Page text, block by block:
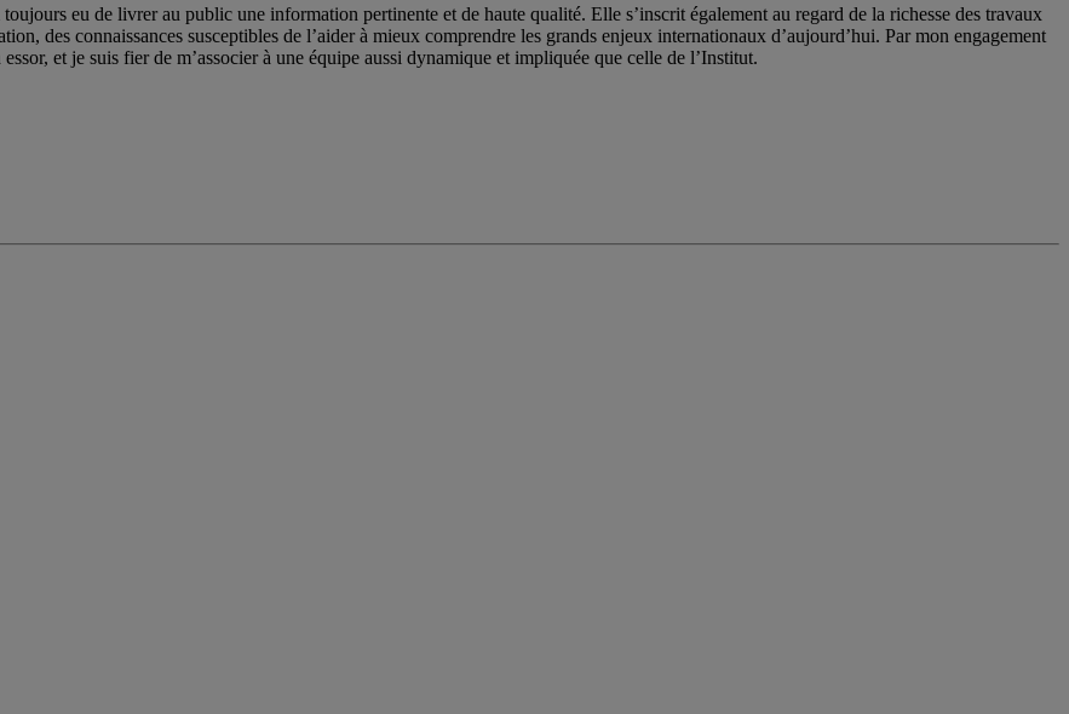
eu de livrer au public une information pertinente et de haute qualité. Elle s’inscrit également au regard de la richesse des travaux
des connaissances susceptibles de l’aider à mieux comprendre les grands enjeux internationaux d’aujourd’hui. Par mon engagement
et je suis fier de m’associer à une équipe aussi dynamique et impliquée que celle de l’Institut.